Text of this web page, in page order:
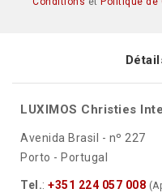
LUXIMOS Christies
Avenida Brasil - nº 227
Porto - Portugal
Tel.: +351 224 057 008